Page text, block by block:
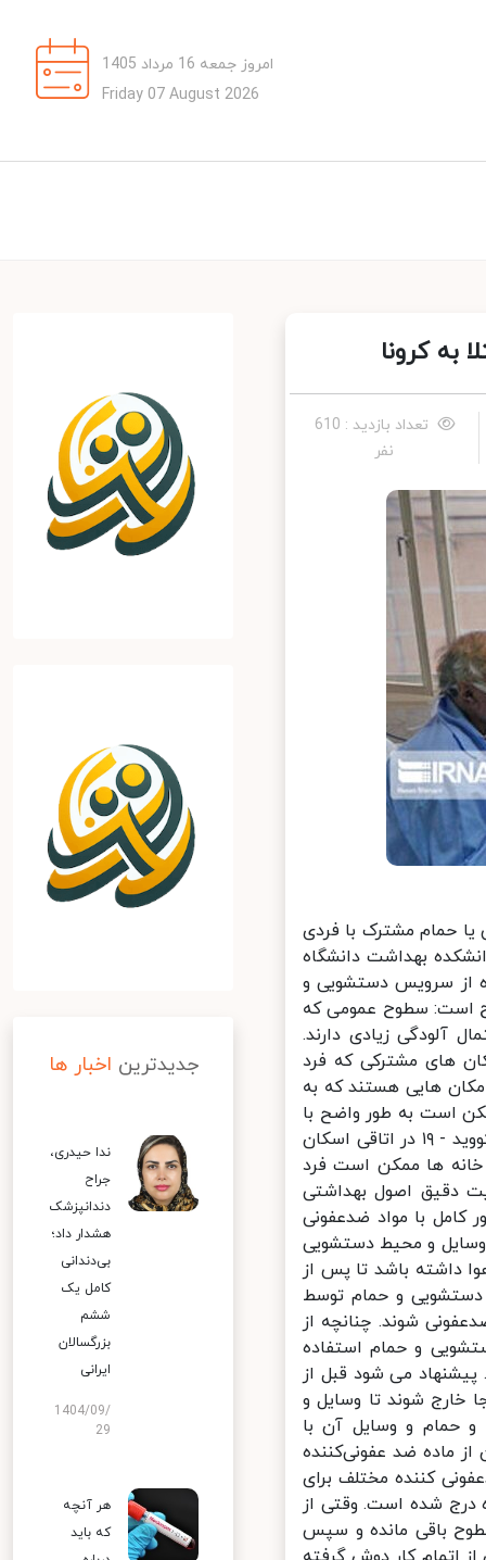
امروز جمعه 16 مرداد 1405
Friday 07 August 2026
کرونا
تعداد بازدید : 610
نفر
حمام مشترک با فردی
و دانشکده بهداشت دانشگاه
از سرویس دستشویی و
به این شرح است: سطوح عمومی که
آلودگی زیادی دارند.
های مشترکی که فرد
هایی هستند که به
است به طور واضح با
مایعات بدن افراد آلوده شوند. به طور کلی توصیه می شود که فرد مبتلا به کووید - ۱۹ در اتاقی اسکان
ها ممکن است فرد
دقیق اصول بهداشتی
با مواد ضدعفونی
و محیط دستشویی
داشته باشد تا پس از
دستشویی و حمام توسط
شوند. چنانچه از
و حمام استفاده
می شود قبل از
خارج شوند تا وسایل و
و وسایل آن با
ماده ضد عفونی‌کننده
کننده مختلف برای
درج شده است. وقتی از
بهتر است ۱۰ دقیقه روی سطوح باقی مانده و سپس
جدیدترین اخبار ها
ندا حیدری،
جراح
دندانپزشک
هشدار داد؛
بی‌دندانی
کامل یک
ششم
بزرگسالان
ایرانی
1404/09/
29
هر آنچه
که باید